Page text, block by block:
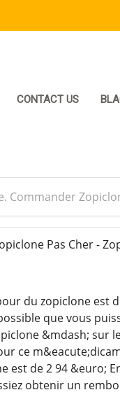
CONTACT US
Commander
Pas Cher -
du zopiclone est
que vous
&mdash; sur
ce
est de 2 94 &euro;
obtenir un